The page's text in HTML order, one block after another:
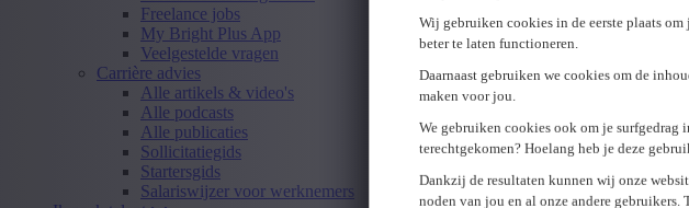
Wij gebruiken cookies in de eerste plaats
beter te laten functioneren.
Daarnaast gebruiken we cookies om de
maken voor jou.
We gebruiken cookies ook om je surfgedrag
terechtgekomen? Hoelang heb je deze
Dankzij de resultaten kunnen wij onze
noden van jou en al onze andere
Freelance jobs
My Bright Plus App
Veelgestelde vragen
Carrière advies
Alle artikels & video's
Alle podcasts
Alle publicaties
Sollicitatiegids
Startersgids
Salariswijzer voor werknemers